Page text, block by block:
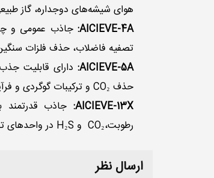
هوای شیشه‌های دوجداره، گاز
AICIEVE-4A: جاذب عمومی و
تصفیه فاضلاب، حذف فلزات
AICIEVE-5A: دارای قابلیت
حذف CO₂ و ترکیبات گوگردی و فرآیندهای موم‌زدایی نفتی.
AICIEVE-13X: جاذب
رطوبت،CO₂ و H₂S در واحدهای تفکیک هوا، گاز طبیعی و هیدروکربن‌های مایع.
ارسال نظر